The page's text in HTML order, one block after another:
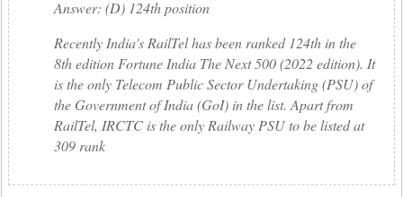
Answer: (D) 124th position
Recently India's RailTel has been ranked 124th in the
8th edition Fortune India The Next 500 (2022 edition). It
is the only Telecom Public Sector Undertaking (PSU) of
the Government of India (GoI) in the list. Apart from
RailTel, IRCTC is the only Railway PSU to be listed at
309 rank